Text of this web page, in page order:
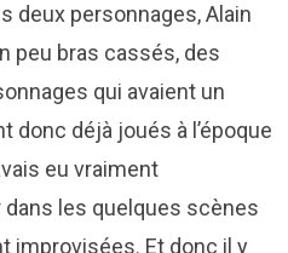
deux personnages, Alain
peu bras cassés, des
qui avaient un
donc déjà joués à l’époque
eu vraiment
les quelques scènes
improvisées. Et donc il y